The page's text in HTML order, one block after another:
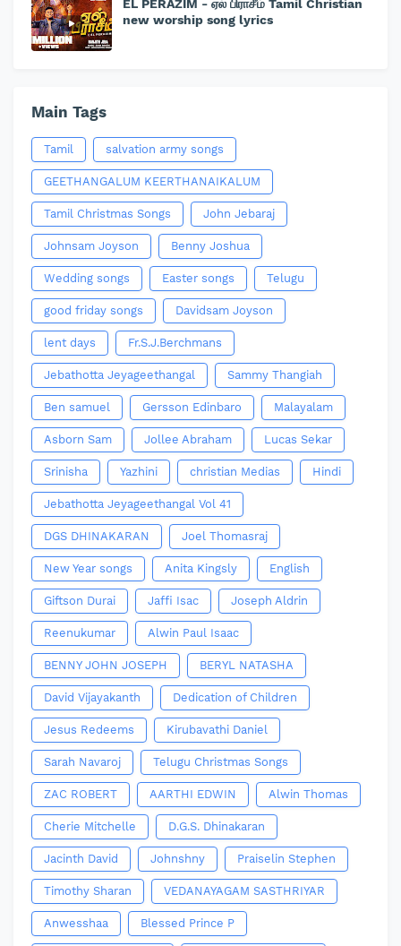
EL PERAZIM - ஏல் பிராசீம் Tamil Christian
new worship song lyrics
Main Tags
Tamil salvation army songs
GEETHANGALUM KEERTHANAIKALUM
Tamil Christmas Songs John Jebaraj
Johnsam Joyson Benny Joshua
Wedding songs Easter songs Telugu
good friday songs Davidsam Joyson
lent days Fr.S.J.Berchmans
Jebathotta Jeyageethangal Sammy Thangiah
Ben samuel Gersson Edinbaro Malayalam
Asborn Sam Jollee Abraham Lucas Sekar
Srinisha Yazhini christian Medias Hindi
Jebathotta Jeyageethangal Vol 41
DGS DHINAKARAN Joel Thomasraj
New Year songs Anita Kingsly English
Giftson Durai Jaffi Isac Joseph Aldrin
Reenukumar Alwin Paul Isaac
BENNY JOHN JOSEPH BERYL NATASHA
David Vijayakanth Dedication of Children
Jesus Redeems Kirubavathi Daniel
Sarah Navaroj Telugu Christmas Songs
ZAC ROBERT AARTHI EDWIN Alwin Thomas
Cherie Mitchelle D.G.S. Dhinakaran
Jacinth David Johnshny Praiselin Stephen
Timothy Sharan VEDANAYAGAM SASTHRIYAR
Anwesshaa Blessed Prince P